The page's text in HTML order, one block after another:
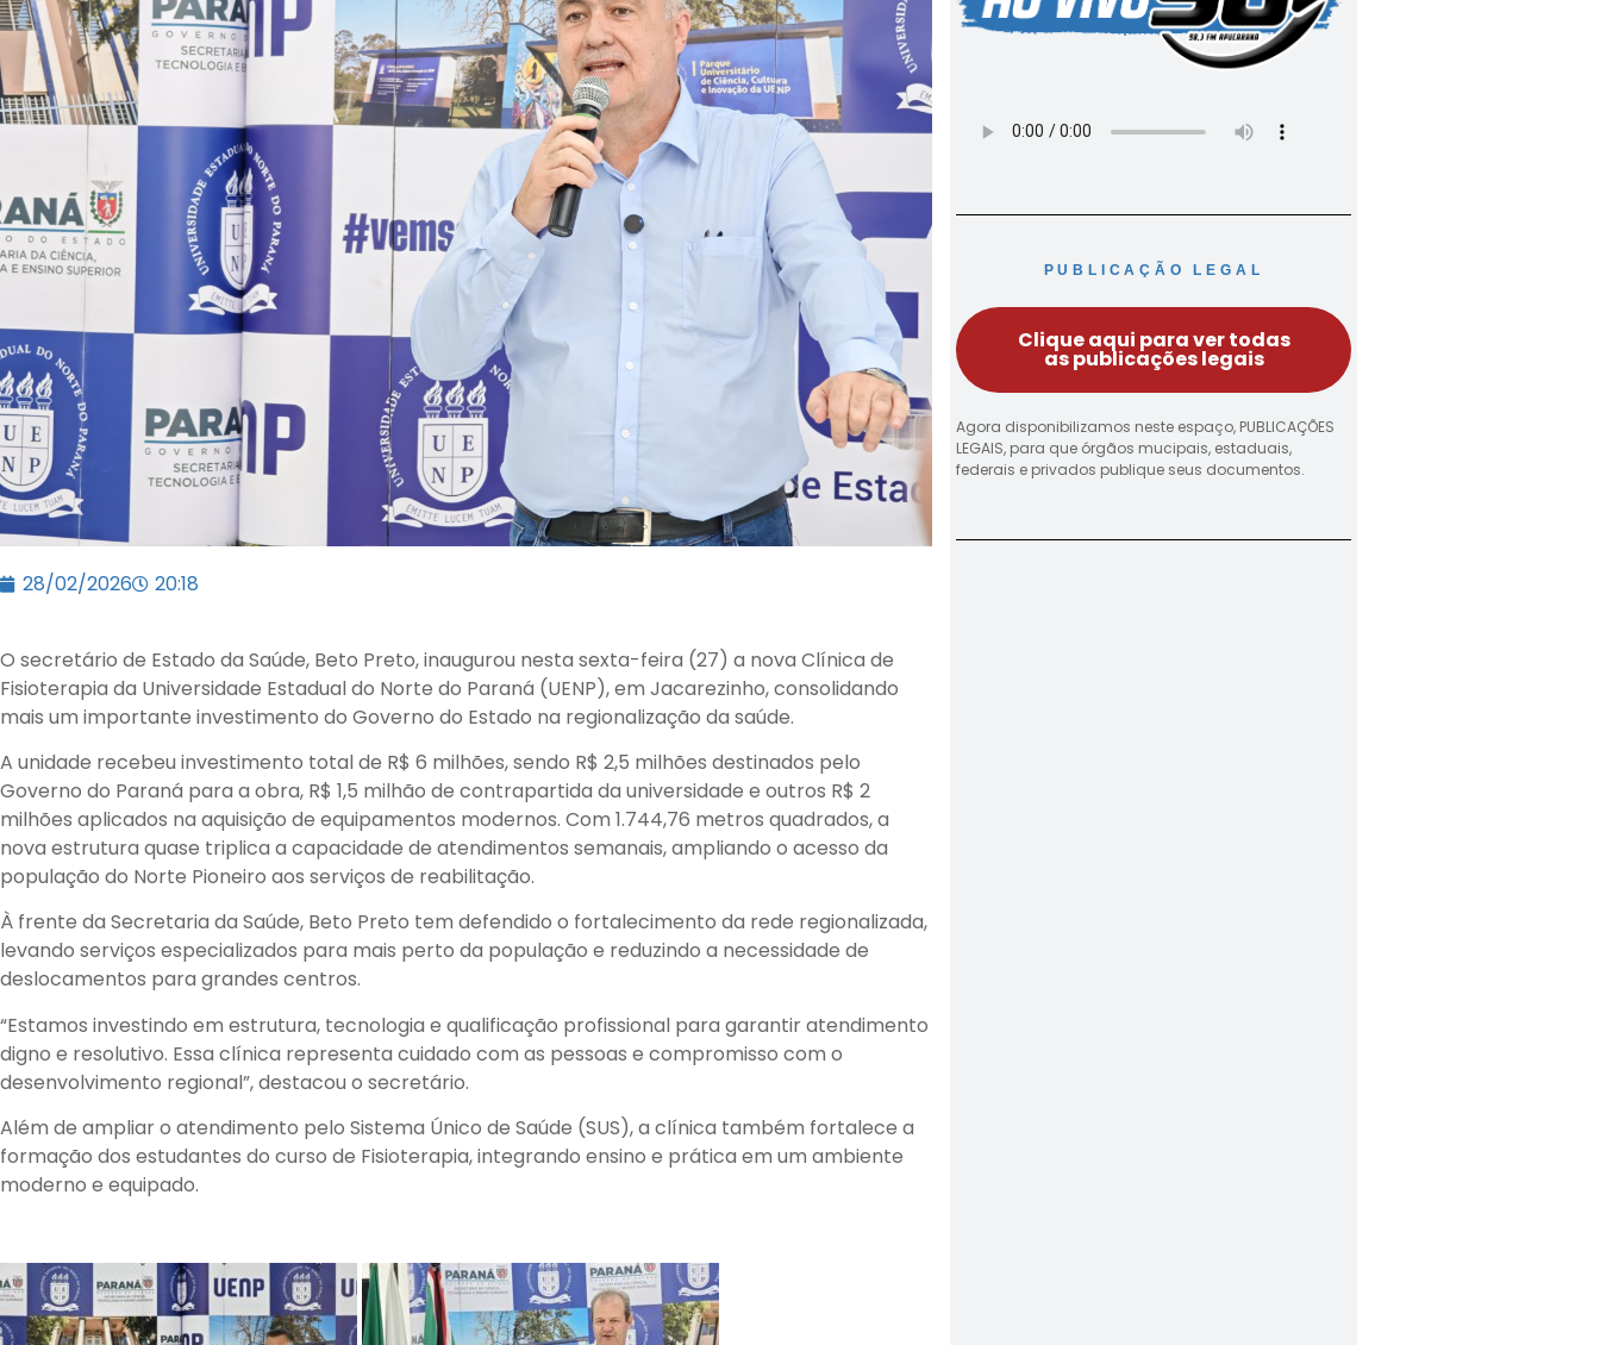
28/02/2026 20:18
O secretário de Estado da Saúde, Beto Preto, inaugurou nesta sexta-feira (27) a nova Clínica de
Fisioterapia da Universidade Estadual do Norte do Paraná (UENP), em Jacarezinho, consolidando
mais um importante investimento do Governo do Estado na regionalização da saúde.
A unidade recebeu investimento total de R$ 6 milhões, sendo R$ 2,5 milhões destinados pelo
Governo do Paraná para a obra, R$ 1,5 milhão de contrapartida da universidade e outros R$ 2
milhões aplicados na aquisição de equipamentos modernos. Com 1.744,76 metros quadrados, a
nova estrutura quase triplica a capacidade de atendimentos semanais, ampliando o acesso da
população do Norte Pioneiro aos serviços de reabilitação.
À frente da Secretaria da Saúde, Beto Preto tem defendido o fortalecimento da rede regionalizada,
levando serviços especializados para mais perto da população e reduzindo a necessidade de
deslocamentos para grandes centros.
“Estamos investindo em estrutura, tecnologia e qualificação profissional para garantir atendimento
digno e resolutivo. Essa clínica representa cuidado com as pessoas e compromisso com o
desenvolvimento regional”, destacou o secretário.
Além de ampliar o atendimento pelo Sistema Único de Saúde (SUS), a clínica também fortalece a
formação dos estudantes do curso de Fisioterapia, integrando ensino e prática em um ambiente
moderno e equipado.
PUBLICAÇÃO LEGAL
Clique aqui para ver todas
as publicações legais
Agora disponibilizamos neste espaço, PUBLICAÇÕES
LEGAIS, para que órgãos mucipais, estaduais,
federais e privados publique seus documentos.